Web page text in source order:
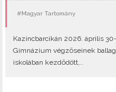
#Magyar Tartomány
Kazincbarcikán 2026. április
Gimnázium végzőseinek
iskolában kezdődött,..